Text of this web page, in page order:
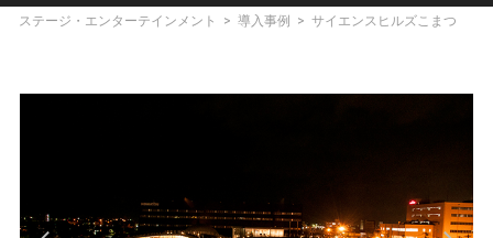
ステージ・エンターテインメント > 導入事例 > サイエンスヒルズこまつ